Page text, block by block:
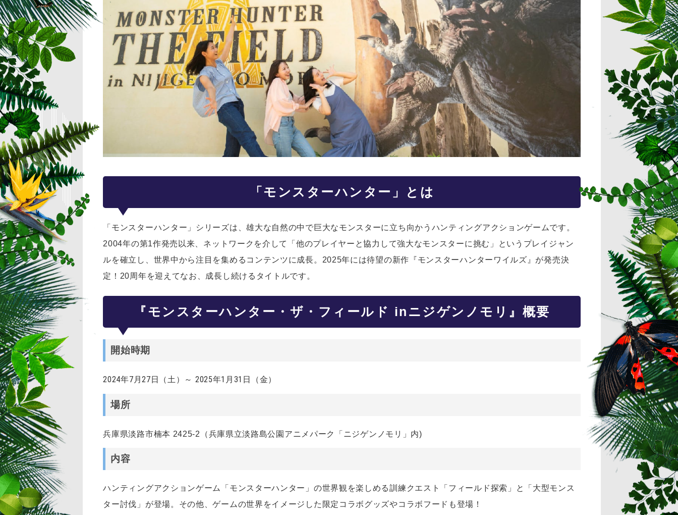
「モンスターハンター」とは
「モンスターハンター」シリーズは、雄大な自然の中で巨大なモンスターに立ち向かうハンティングアクションゲームです。
2004年の第1作発売以来、ネットワークを介して「他のプレイヤーと協力して強大なモンスターに挑む」というプレイジャン
ルを確立し、世界中から注目を集めるコンテンツに成長。2025年には待望の新作『モンスターハンターワイルズ』が発売決
定！20周年を迎えてなお、成長し続けるタイトルです。
『モンスターハンター・ザ・フィールド inニジゲンノモリ』概要
開始時期
2024年7月27日（土）～ 2025年1月31日（金）
場所
兵庫県淡路市楠本 2425-2（兵庫県立淡路島公園アニメパーク「ニジゲンノモリ」内)
内容
ハンティングアクションゲーム「モンスターハンター」の世界観を楽しめる訓練クエスト「フィールド探索」と「大型モンス
ター討伐」が登場。その他、ゲームの世界をイメージした限定コラボグッズやコラボフードも登場！